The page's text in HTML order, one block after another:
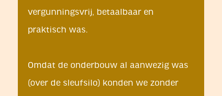
vergunningsvrij, betaalbaar en
praktisch was.
Omdat de onderbouw al aanwezig was
(over de sleufsilo) konden we zonder